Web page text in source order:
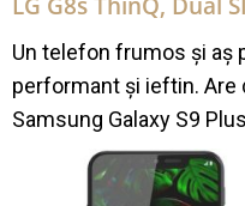
Un telefon frumos și aș
performant și ieftin. Are
Samsung Galaxy S9